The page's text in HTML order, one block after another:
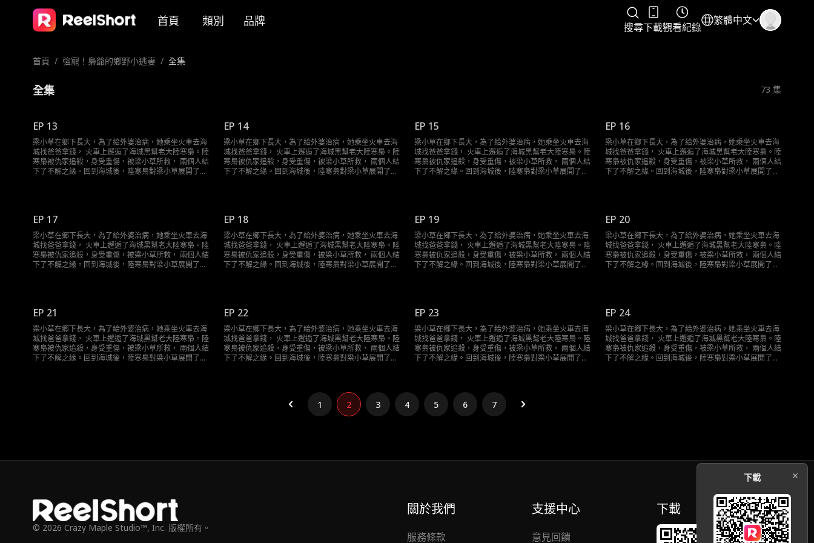
首頁 類別 品牌 搜尋下載觀看紀錄
繁體中文
首頁 / 強寵！梟爺的鄉野小逃妻 / 全集
全集 73 集
EP 13
梁小草在鄉下長大，為了給外婆治病，她乘坐火車去海
城找爸爸拿錢， 火車上邂逅了海城黑幫老大陸寒梟。陸
寒梟被仇家追殺，身受重傷，被梁小草所救， 兩個人結
下了不解之緣。回到海城後，陸寒梟對梁小草展開了霸
EP 14
梁小草在鄉下長大，為了給外婆治病，她乘坐火車去海
城找爸爸拿錢， 火車上邂逅了海城黑幫老大陸寒梟。陸
寒梟被仇家追殺，身受重傷，被梁小草所救， 兩個人結
下了不解之緣。回到海城後，陸寒梟對梁小草展開了霸
EP 15
梁小草在鄉下長大，為了給外婆治病，她乘坐火車去海
城找爸爸拿錢， 火車上邂逅了海城黑幫老大陸寒梟。陸
寒梟被仇家追殺，身受重傷，被梁小草所救， 兩個人結
下了不解之緣。回到海城後，陸寒梟對梁小草展開了霸
EP 16
梁小草在鄉下長大，為了給外婆治病，她乘坐火車去海
城找爸爸拿錢， 火車上邂逅了海城黑幫老大陸寒梟。陸
寒梟被仇家追殺，身受重傷，被梁小草所救， 兩個人結
下了不解之緣。回到海城後，陸寒梟對梁小草展開了霸
EP 17
梁小草在鄉下長大，為了給外婆治病，她乘坐火車去海
城找爸爸拿錢， 火車上邂逅了海城黑幫老大陸寒梟。陸
寒梟被仇家追殺，身受重傷，被梁小草所救， 兩個人結
下了不解之緣。回到海城後，陸寒梟對梁小草展開了霸
EP 18
梁小草在鄉下長大，為了給外婆治病，她乘坐火車去海
城找爸爸拿錢， 火車上邂逅了海城黑幫老大陸寒梟。陸
寒梟被仇家追殺，身受重傷，被梁小草所救， 兩個人結
下了不解之緣。回到海城後，陸寒梟對梁小草展開了霸
EP 19
梁小草在鄉下長大，為了給外婆治病，她乘坐火車去海
城找爸爸拿錢， 火車上邂逅了海城黑幫老大陸寒梟。陸
寒梟被仇家追殺，身受重傷，被梁小草所救， 兩個人結
下了不解之緣。回到海城後，陸寒梟對梁小草展開了霸
EP 20
梁小草在鄉下長大，為了給外婆治病，她乘坐火車去海
城找爸爸拿錢， 火車上邂逅了海城黑幫老大陸寒梟。陸
寒梟被仇家追殺，身受重傷，被梁小草所救， 兩個人結
下了不解之緣。回到海城後，陸寒梟對梁小草展開了霸
EP 21
梁小草在鄉下長大，為了給外婆治病，她乘坐火車去海
城找爸爸拿錢， 火車上邂逅了海城黑幫老大陸寒梟。陸
寒梟被仇家追殺，身受重傷，被梁小草所救， 兩個人結
下了不解之緣。回到海城後，陸寒梟對梁小草展開了霸
EP 22
梁小草在鄉下長大，為了給外婆治病，她乘坐火車去海
城找爸爸拿錢， 火車上邂逅了海城黑幫老大陸寒梟。陸
寒梟被仇家追殺，身受重傷，被梁小草所救， 兩個人結
下了不解之緣。回到海城後，陸寒梟對梁小草展開了霸
EP 23
梁小草在鄉下長大，為了給外婆治病，她乘坐火車去海
城找爸爸拿錢， 火車上邂逅了海城黑幫老大陸寒梟。陸
寒梟被仇家追殺，身受重傷，被梁小草所救， 兩個人結
下了不解之緣。回到海城後，陸寒梟對梁小草展開了霸
EP 24
梁小草在鄉下長大，為了給外婆治病，她乘坐火車去海
城找爸爸拿錢， 火車上邂逅了海城黑幫老大陸寒梟。陸
寒梟被仇家追殺，身受重傷，被梁小草所救， 兩個人結
下了不解之緣。回到海城後，陸寒梟對梁小草展開了霸
1 2 3 4 5 6 7
© 2026 Crazy Maple Studio™, Inc. 版權所有。
關於我們
服務條款
支援中心
意見回饋
下載
下載